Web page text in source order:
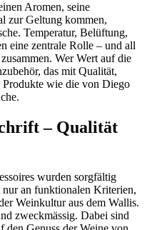
Aromen, seine
zur Geltung kommen,
Temperatur, Belüftung,
eine zentrale Rolle – und all
Wer Wert auf die
das mit Qualität,
wie die von Diego
– Qualität
wurden sorgfältig
an funktionalen Kriterien,
Weinkultur aus dem Wallis.
zweckmässig. Dabei sind